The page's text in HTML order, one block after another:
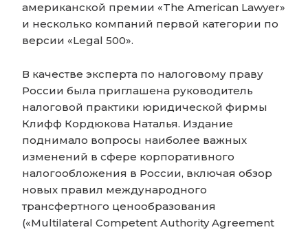
американской премии «The American Lawyer»
и несколько компаний первой категории по
версии «Legal 500».
В качестве эксперта по налоговому праву
России была приглашена руководитель
налоговой практики юридической фирмы
Клифф Кордюкова Наталья. Издание
поднимало вопросы наиболее важных
изменений в сфере корпоративного
налогообложения в России, включая обзор
новых правил международного
трансфертного ценообразования
(«Multilateral Competent Authority Agreement